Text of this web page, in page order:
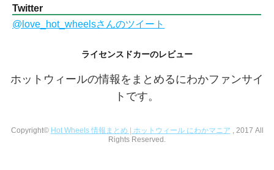
Twitter
@love_hot_wheelsさんのツイート
ライセンスドカーのレビュー
ホットウィールの情報をまとめるにわかファンサイ
トです。
Copyright© Hot Wheels 情報まとめ | ホットウィール にわかマニア , 2017 All
Rights Reserved.